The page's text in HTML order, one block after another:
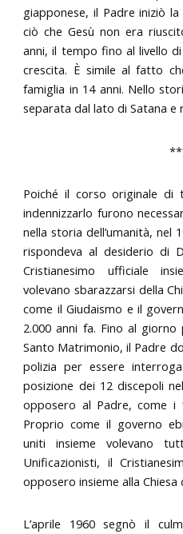
giapponese, il Padre iniziò
ciò che Gesù non era
anni, il tempo fino al livello
crescita. È simile al fatto
famiglia in 14 anni. Nello
separata dal lato di Satana
Poiché il corso originale
indennizzarlo furono
nella storia dell’umanità, nel
rispondeva al desiderio di
Cristianesimo ufficiale
volevano sbarazzarsi della
come il Giudaismo e il
2.000 anni fa. Fino al
Santo Matrimonio, il Padre
polizia per essere
posizione dei 12 discepoli
opposero al Padre, come i
Proprio come il governo
uniti insieme volevano
Unificazionisti, il
opposero insieme alla Chiesa
L’aprile 1960 segnò il